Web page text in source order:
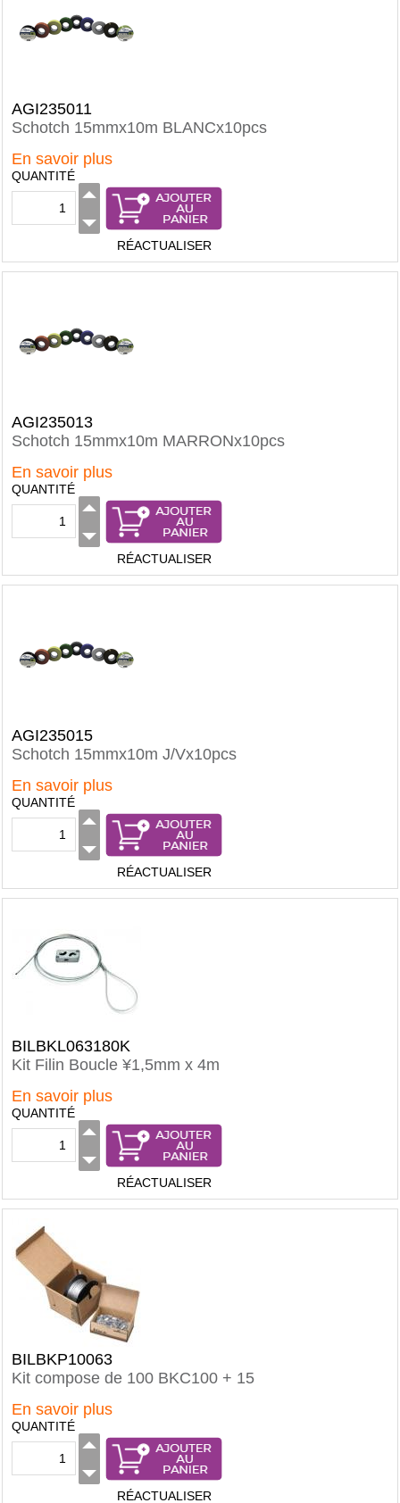
AGI235011
Schotch 15mmx10m BLANCx10pcs
En savoir plus
QUANTITÉ
RÉACTUALISER
AGI235013
Schotch 15mmx10m MARRONx10pcs
En savoir plus
QUANTITÉ
RÉACTUALISER
AGI235015
Schotch 15mmx10m J/Vx10pcs
En savoir plus
QUANTITÉ
RÉACTUALISER
BILBKL063180K
Kit Filin Boucle ¥1,5mm x 4m
En savoir plus
QUANTITÉ
RÉACTUALISER
BILBKP10063
Kit compose de 100 BKC100 + 15
En savoir plus
QUANTITÉ
RÉACTUALISER